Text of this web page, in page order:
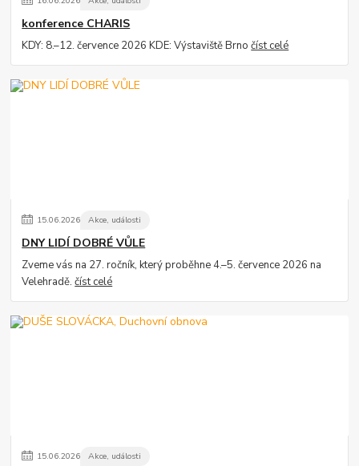
konference CHARIS
KDY: 8.–12. července 2026 KDE: Výstaviště Brnočíst celé
15.06.2026 Akce, události
DNY LIDÍ DOBRÉ VŮLE
Zveme vás na 27. ročník, který proběhne 4.–5. července 2026 na
Velehradě.číst celé
15.06.2026 Akce, události